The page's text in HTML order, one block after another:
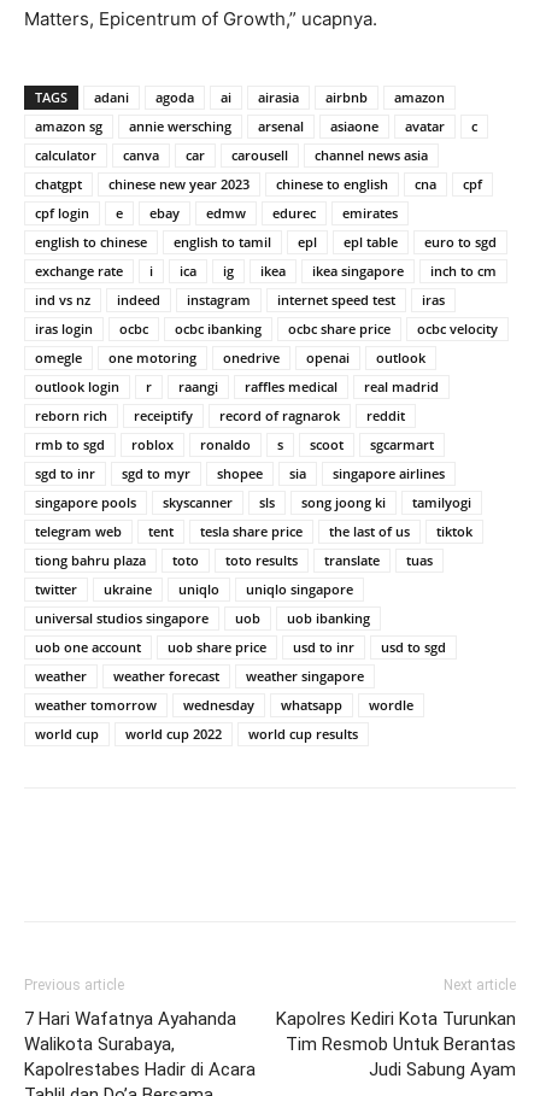
Matters, Epicentrum of Growth,” ucapnya.
TAGS adani agoda ai airasia airbnb
amazon
amazon sg
annie wersching arsenal asiaone avatar
c
calculator
canva car carousell
channel news asia
chatgpt
chinese new year 2023 chinese to english cna
cpf
cpf login
e ebay edmw edurec
emirates
english to chinese
english to tamil epl epl table
euro to sgd
exchange rate
i ica ig ikea ikea singapore
inch to cm
ind vs nz
indeed instagram internet speed test
iras
iras login
ocbc ocbc ibanking ocbc share price
ocbc velocity
omegle
one motoring onedrive openai
outlook
outlook login
r raangi raffles medical
real madrid
reborn rich
receiptify record of ragnarok
reddit
rmb to sgd
roblox ronaldo s scoot
sgcarmart
sgd to inr
sgd to myr shopee sia
singapore airlines
singapore pools
skyscanner sls song joong ki
tamilyogi
telegram web
tent tesla share price the last of us
tiktok
tiong bahru plaza
toto toto results translate
tuas
twitter
ukraine uniqlo
uniqlo singapore
universal studios singapore
uob
uob ibanking
uob one account
uob share price usd to inr
usd to sgd
weather
weather forecast
weather singapore
weather tomorrow
wednesday whatsapp
wordle
world cup
world cup 2022 world cup results
Previous article
7 Hari Wafatnya Ayahanda
Walikota Surabaya,
Kapolrestabes Hadir di Acara
Next article
Kapolres Kediri Kota Turunkan
Tim Resmob Untuk Berantas
Judi Sabung Ayam